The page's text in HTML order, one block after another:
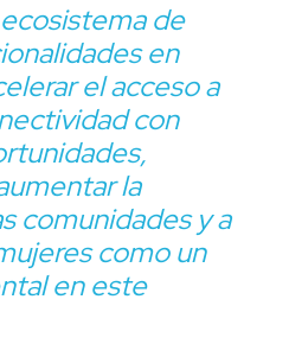
de
en
el acceso a
con
la
comunidades y a
como un
en este